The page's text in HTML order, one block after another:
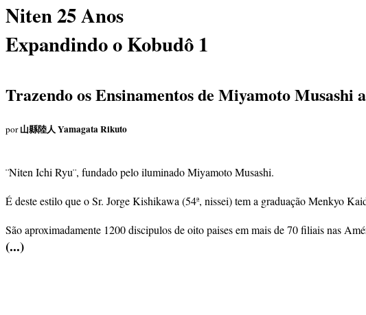
Niten 25 Anos
Expandindo o Kobudô 1
Trazendo os Ensinamentos de Miyamoto Musashi
por山縣陸人 Yamagata Rikuto
¨Niten Ichi Ryu¨, fundado pelo iluminado Miyamoto Musashi.
É deste estilo que o Sr. Jorge Kishikawa (54ª, nissei) tem a graduação Menkyo
São aproximadamente 1200 discipulos de oito paises em mais de 70 filiais nas
(...)